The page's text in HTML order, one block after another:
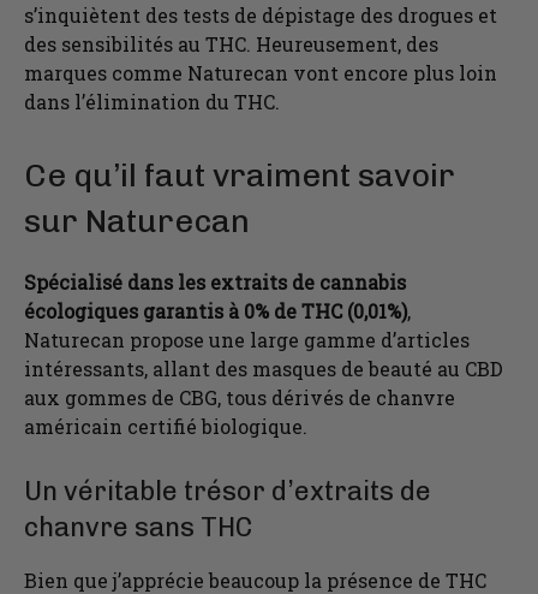
s’inquiètent des tests de dépistage des drogues et
des sensibilités au THC. Heureusement, des
marques comme Naturecan vont encore plus loin
dans l’élimination du THC.
Ce qu’il faut vraiment savoir
sur Naturecan
Spécialisé dans les extraits de cannabis
écologiques garantis à 0% de THC (0,01%),
Naturecan propose une large gamme d’articles
intéressants, allant des masques de beauté au CBD
aux gommes de CBG, tous dérivés de chanvre
américain certifié biologique.
Un véritable trésor d’extraits de
chanvre sans THC
Bien que j’apprécie beaucoup la présence de THC